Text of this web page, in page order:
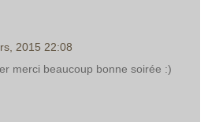
2015 22:08
merci beaucoup bonne soirée :)